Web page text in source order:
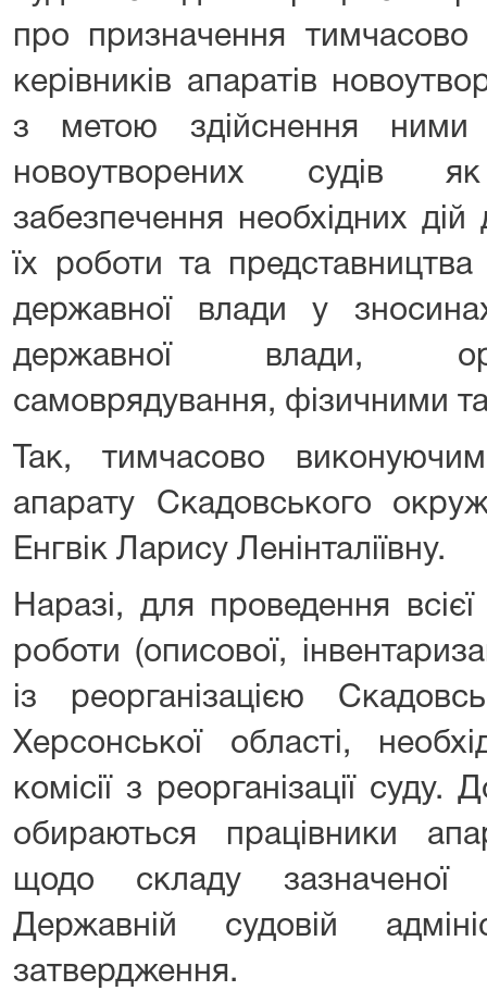
про призначення тимчасово
керівників апаратів
з метою здійснення ними
новоутворених судів
забезпечення необхідних
їх роботи та представництва
державної влади у
державної влади,
самоврядування, фізичними
Так, тимчасово
апарату Скадовського
Енгвік Ларису Ленінталіївну.
Наразі, для проведення всієї
роботи (описової,
із реорганізацією
Херсонської області,
комісії з реорганізації суду.
обираються працівники
щодо складу зазначеної
Державній судовій
затвердження.